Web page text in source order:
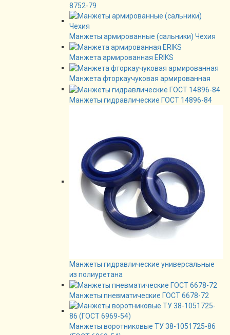
8752-79
Манжеты армированные (сальники) Чехия
Манжета армированная ERIKS
Манжета фторкаучуковая армированная
Манжеты гидравлические ГОСТ 14896-84
Манжеты гидравлические универсальные
из полиуретана
Манжеты пневматические ГОСТ 6678-72
Манжеты воротниковые ТУ 38-1051725-86